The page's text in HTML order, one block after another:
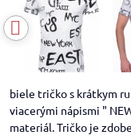
biele tričko s krátkym
viacerými nápismi "
materiál. Tričko je